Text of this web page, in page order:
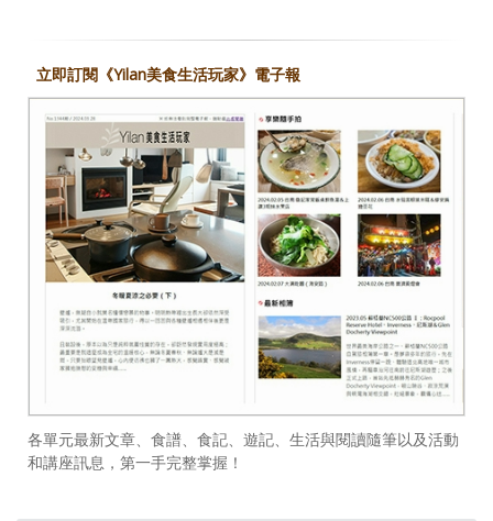
立即訂閱《Yilan美食生活玩家》電子報
各單元最新文章、食譜、食記、遊記、生活與閱讀隨筆以及活動
和講座訊息，第一手完整掌握！